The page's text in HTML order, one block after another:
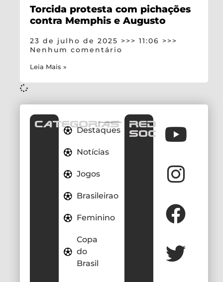
Torcida protesta com pichações
contra Memphis e Augusto
23 de julho de 2025
11:06
Nenhum comentário
Leia Mais »
CATEGORIAS
Destaques
Notícias
Jogos
Brasileirao
Feminino
Copa
do
Brasil
REDES
SOCIAIS